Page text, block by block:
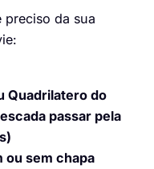
preciso da sua
Quadrilatero do
passar pela
ou sem chapa